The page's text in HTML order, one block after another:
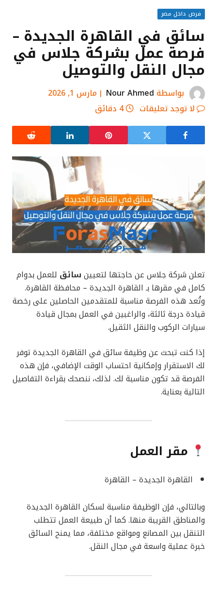
فرص داخل مصر
سائق في القاهرة الجديدة –
فرصة عمل بشركة جلاس في
مجال النقل والتوصيل
بواسطة Nour Ahmed
مارس 1, 2026
لا توجد تعليقات
4 دقائق
تعلن شركة جلاس عن حاجتها لتعيين سائق للعمل بدوام
كامل في مقرها بـ القاهرة الجديدة – محافظة القاهرة.
وتُعد هذه الفرصة مناسبة للمتقدمين الحاصلين على رخصة
قيادة درجة ثالثة، والراغبين في العمل بمجال قيادة
سيارات الركوب والنقل الثقيل.
إذا كنت تبحث عن وظيفة سائق في القاهرة الجديدة توفر
لك الاستقرار وإمكانية احتساب الوقت الإضافي، فإن هذه
الفرصة قد تكون مناسبة لك. لذلك، ننصحك بقراءة التفاصيل
التالية بعناية.
مقر العمل
القاهرة الجديدة – القاهرة
وبالتالي، فإن الوظيفة مناسبة لسكان القاهرة الجديدة
والمناطق القريبة منها. كما أن طبيعة العمل تتطلب
التنقل بين المصانع ومواقع مختلفة، مما يمنح السائق
خبرة عملية واسعة في مجال النقل.